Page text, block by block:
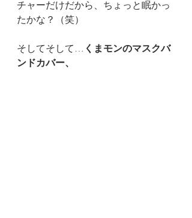
チャーだけだから、ちょっと眠かっ
たかな？（笑）
そしてそして… くまモンのマスクバ
ンドカバー、